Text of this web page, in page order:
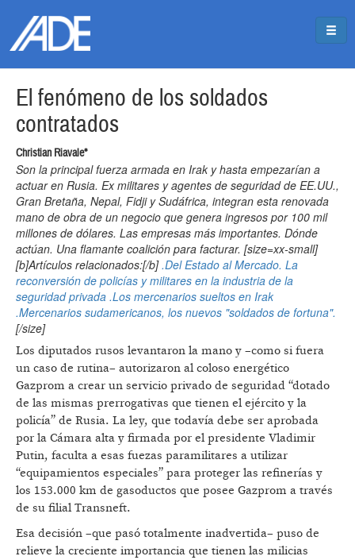
El fenómeno de los soldados
contratados
Christian Riavale*
Son la principal fuerza armada en Irak y hasta empezarían a
actuar en Rusia. Ex militares y agentes de seguridad de EE.UU.,
Gran Bretaña, Nepal, Fidji y Sudáfrica, integran esta renovada
mano de obra de un negocio que genera ingresos por 100 mil
millones de dólares. Las empresas más importantes. Dónde
actúan. Una flamante coalición para facturar. [size=xx-small]
[b]Artículos relacionados:[/b].Del Estado al Mercado. La
reconversión de policías y militares en la industria de la
seguridad privada .Los mercenarios sueltos en Irak
.Mercenarios sudamericanos, los nuevos "soldados de fortuna".
[/size]
Los diputados rusos levantaron la mano y –como si fuera
un caso de rutina– autorizaron al coloso energético
Gazprom a crear un servicio privado de seguridad “dotado
de las mismas prerrogativas que tienen el ejército y la
policía” de Rusia. La ley, que todavía debe ser aprobada
por la Cámara alta y firmada por el presidente Vladimir
Putin, faculta a esas fuezas paramilitares a utilizar
“equipamientos especiales” para proteger las refinerías y
los 153.000 km de gasoductos que posee Gazprom a través
de su filial Transneft.
Esa decisión –que pasó totalmente inadvertida– puso de
relieve la creciente importancia que tienen las milicias